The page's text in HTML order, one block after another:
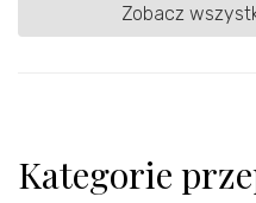
Zobacz
Kategorie